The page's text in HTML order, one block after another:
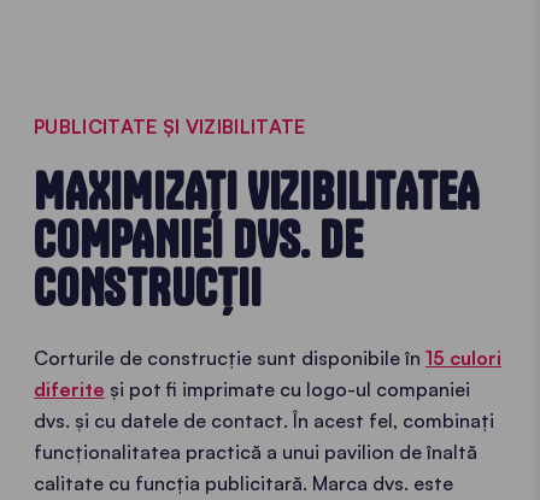
PUBLICITATE ȘI VIZIBILITATE
MAXIMIZAȚI VIZIBILITATEA
COMPANIEI DVS. DE
CONSTRUCȚII
Corturile de construcție sunt disponibile în 15 culori
diferite și pot fi imprimate cu logo-ul companiei
dvs. și cu datele de contact. În acest fel, combinați
funcționalitatea practică a unui pavilion de înaltă
calitate cu funcția publicitară. Marca dvs. este